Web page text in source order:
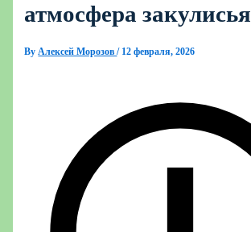
атмосфера закулисья
ByАлексей Морозов/ 12 февраля, 2026